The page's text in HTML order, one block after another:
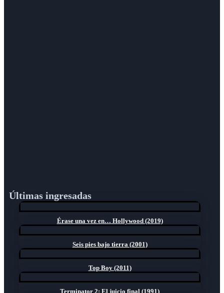
Últimas ingresadas
Érase una vez en… Hollywood (2019)
Seis pies bajo tierra (2001)
Top Boy (2011)
Terminator 2: El juicio final (1991)